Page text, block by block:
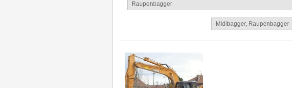
Raupenbagger
Midibagger, Raupenbagger